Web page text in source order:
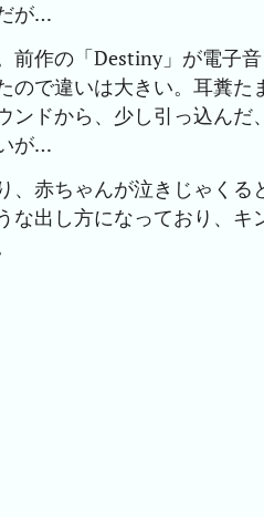
が…
前作の「Destiny」が電子音
ので違いは大きい。耳糞た
ンドから、少し引っ込んだ
が…
、赤ちゃんが泣きじゃくる
な出し方になっており、キ